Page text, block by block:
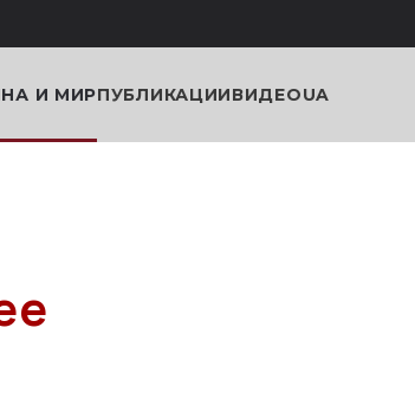
И МИРПУБЛИКАЦИИВИДЕОUA